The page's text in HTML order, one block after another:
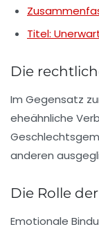
Titel:
Die
Im Gegensatz
eheähnliche
anderen
Die Rolle
Emotionale